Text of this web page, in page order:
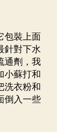
包裝上面
針對下水
通劑，我
小蘇打和
洗衣粉和
倒入一些